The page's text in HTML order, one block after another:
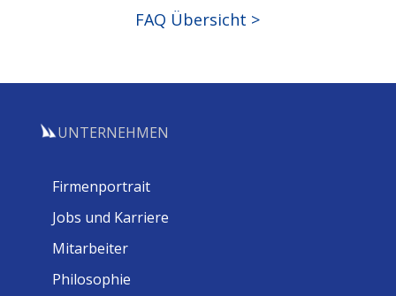
FAQ Übersicht >
UNTERNEHMEN
Firmenportrait
Jobs und Karriere
Mitarbeiter
Philosophie